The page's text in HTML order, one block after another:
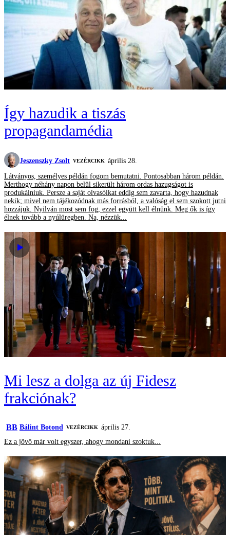
Így hazudik a tiszás
propagandamédia
Jeszenszky Zsolt VEZÉRCIKK
április 28.
Látványos, személyes példán fogom bemutatni. Pontosabban három példán.
Merthogy néhány napon belül sikerült három ordas hazugságot is
produkálniuk. Persze a saját olvasóikat eddig sem zavarta, hogy hazudnak
nekik; mivel nem tájékozódnak más forrásból, a valóság el sem szokott jutni
hozzájuk. Nyilván most sem fog, ezzel együtt kell élnünk. Meg ők is így
élnek tovább a nyúlüregben. Na, nézzük...
Mi lesz a dolga az új Fidesz
frakciónak?
BB Bálint Botond VEZÉRCIKK
április 27.
Ez a jövő már volt egyszer, ahogy mondani szoktuk...